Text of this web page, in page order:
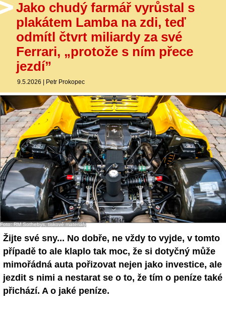
Jako chudý farmář vyrůstal s
plakátem Lamba na zdi, teď
odmítl čtvrt miliardy za své
Ferrari, „protože s ním přece
jezdí”
9.5.2026 | Petr Prokopec
Foto: RM Sothebys, tiskové materiály
Žijte své sny... No dobře, ne vždy to vyjde, v tomto
případě to ale klaplo tak moc, že si dotyčný může
mimořádná auta pořizovat nejen jako investice, ale
jezdit s nimi a nestarat se o to, že tím o peníze také
přichází. A o jaké peníze.